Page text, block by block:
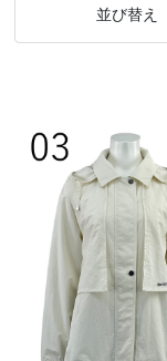
並び替え